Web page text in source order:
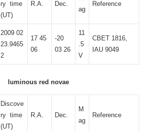
ry time
(UT)
R.A. Dec.
ag
Reference
2009 02
23.9465
2
17 45
06
-20
03 26
11
.5
V
CBET 1816
IAU 9049
luminous red novae
Discove
ry time
(UT)
R.A. Dec.
M
ag
Reference